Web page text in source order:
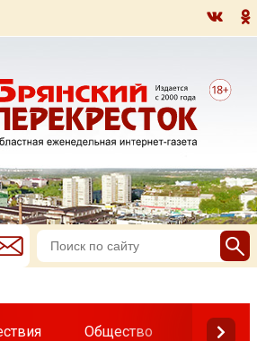
Общество Власть